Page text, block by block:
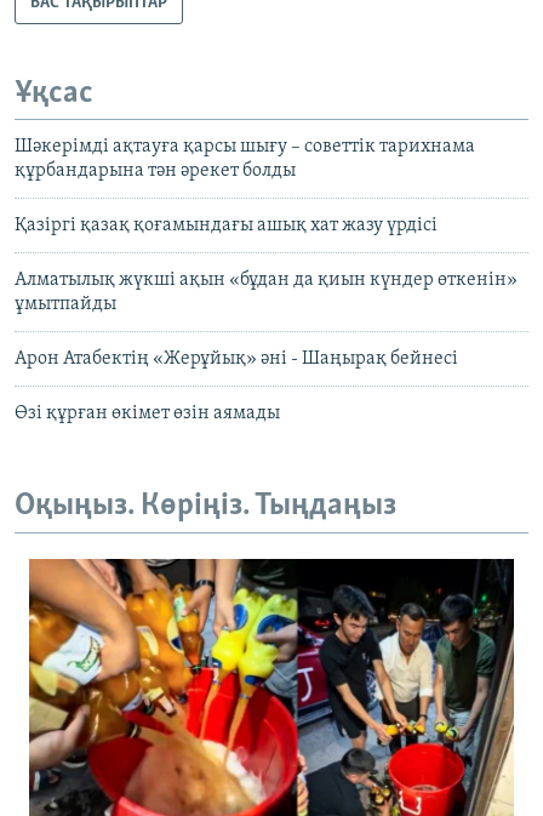
Ұқсас
Шәкерімді ақтауға қарсы шығу – советтік тарихнама
құрбандарына тән әрекет болды
Қазіргі қазақ қоғамындағы ашық хат жазу үрдісі
Алматылық жүкші ақын «бұдан да қиын күндер өткенін»
ұмытпайды
Арон Атабектің «Жерұйық» әні - Шаңырақ бейнесі
Өзі құрған өкімет өзін аямады
Оқыңыз. Көріңіз. Тыңдаңыз